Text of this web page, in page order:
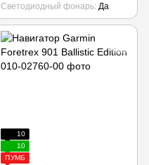
Светодиодный фонарь Да
10
10
ПУМБ